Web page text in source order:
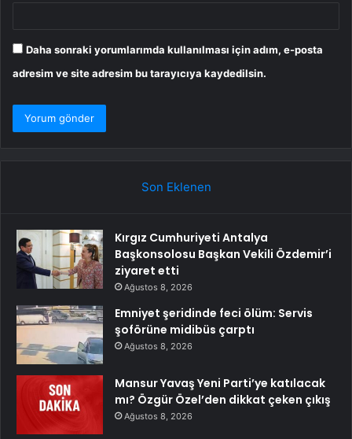
Daha sonraki yorumlarımda kullanılması için adım, e-posta
adresim ve site adresim bu tarayıcıya kaydedilsin.
Son Eklenen
Kırgız Cumhuriyeti Antalya
Başkonsolosu Başkan Vekili Özdemir’i
ziyaret etti
Ağustos 8, 2026
Emniyet şeridinde feci ölüm: Servis
şoförüne midibüs çarptı
Ağustos 8, 2026
Mansur Yavaş Yeni Parti’ye katılacak
mı? Özgür Özel’den dikkat çeken çıkış
Ağustos 8, 2026